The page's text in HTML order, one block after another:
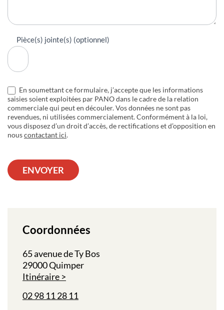
Pièce(s) jointe(s) (optionnel)
En soumettant ce formulaire, j’accepte que les informations
saisies soient exploitées par PANO dans le cadre de la relation
commerciale qui peut en découler. Vos données ne sont pas
revendues, ni utilisées commercialement. Conformément à la loi,
vous disposez d’un droit d’accès, de rectifications et d’opposition en
nouscontactant ici.
ENVOYER
Coordonnées
65 avenue de Ty Bos
29000 Quimper
Itinéraire
02 98 11 28 11